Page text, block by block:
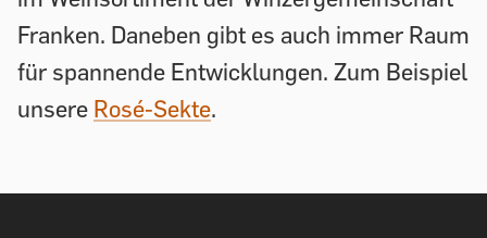
Franken. Daneben gibt es auch immer Raum
für spannende Entwicklungen. Zum Beispiel
unsere Rosé-Sekte.